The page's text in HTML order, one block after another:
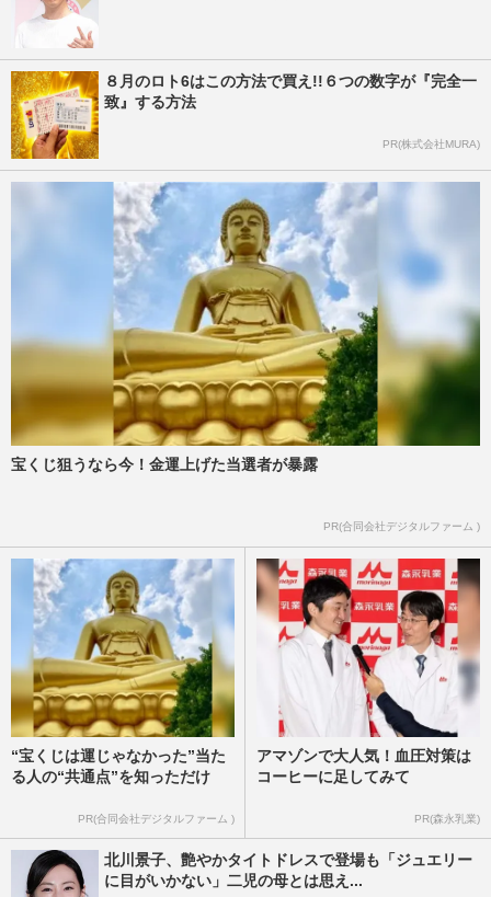
８月のロト6はこの方法で買え!!６つの数字が『完全一
致』する方法
PR(株式会社MURA)
宝くじ狙うなら今！金運上げた当選者が暴露
PR(合同会社デジタルファーム )
“宝くじは運じゃなかった”当た
る人の“共通点”を知っただけ
PR(合同会社デジタルファーム )
アマゾンで大人気！血圧対策は
コーヒーに足してみて
PR(森永乳業)
北川景子、艶やかタイトドレスで登場も「ジュエリー
に目がいかない」二児の母とは思え...